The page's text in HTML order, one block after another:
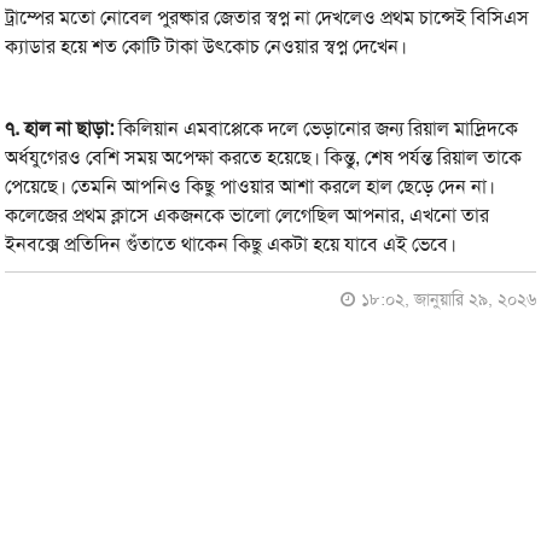
ট্রাম্পের মতো নোবেল পুরষ্কার জেতার স্বপ্ন না দেখলেও প্রথম চান্সেই বিসিএস
ক্যাডার হয়ে শত কোটি টাকা উৎকোচ নেওয়ার স্বপ্ন দেখেন।
৭. হাল না ছাড়া:কিলিয়ান এমবাপ্পেকে দলে ভেড়ানোর জন্য রিয়াল মাদ্রিদকে
অর্ধযুগেরও বেশি সময় অপেক্ষা করতে হয়েছে। কিন্তু, শেষ পর্যন্ত রিয়াল তাকে
পেয়েছে। তেমনি আপনিও কিছু পাওয়ার আশা করলে হাল ছেড়ে দেন না।
কলেজের প্রথম ক্লাসে একজনকে ভালো লেগেছিল আপনার, এখনো তার
ইনবক্সে প্রতিদিন গুঁতাতে থাকেন কিছু একটা হয়ে যাবে এই ভেবে।
১৮:০২, জানুয়ারি ২৯, ২০২৬